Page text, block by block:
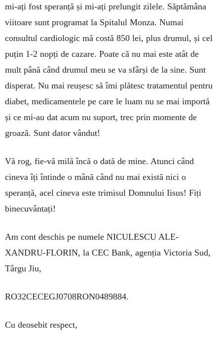
mi-ați fost spe­ranță și mi-ați prelungit zilele. Săptă­mâna
viitoare sunt programat la Spi­ta­lul Monza. Numai
consultul car­dio­logic mă costă 850 lei, plus drumul, și cel
puțin 1-2 nopți de cazare. Poate că nu mai este atât de
mult până când drumul meu se va sfârși de la sine. Sunt
disperat. Nu mai reușesc să îmi plătesc tratamentul pentru
diabet, medica­men­tele pe care le luam nu se mai importă
și ce mi-au dat acum nu suport, trec prin momente de
groază. Sunt da­tor vândut!
Vă rog, fie-vă milă încă o dată de mine. Atunci când
cineva îți întinde o mână când nu mai există nici o
speranță, acel cineva este trimisul Domnului Iisus! Fiți
binecuvântați!
Am cont deschis pe numele NICULESCU ALE­­
XANDRU-FLORIN, la CEC Bank, agenția Vic­toria Sud,
Târgu Jiu,
RO32CECEGJ0708RON0489884.
Cu deosebit respect,